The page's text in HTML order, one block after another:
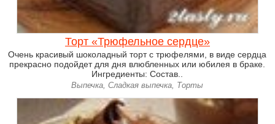
Торт «Трюфельное сердце»
Очень красивый шоколадный торт с трюфелями, в виде сердца
прекрасно подойдет для дня влюбленных или юбилея в браке.
Ингредиенты: Состав..
Выпечка, Сладкая выпечка, Торты